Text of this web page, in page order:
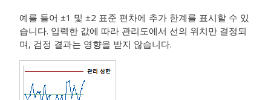
예를 들어 ±1 및 ±2 표준 편차에 추가 한계를 표시할 수 있
습니다. 입력한 값에 따라 관리도에서 선의 위치만 결정되
며, 검정 결과는 영향을 받지 않습니다.